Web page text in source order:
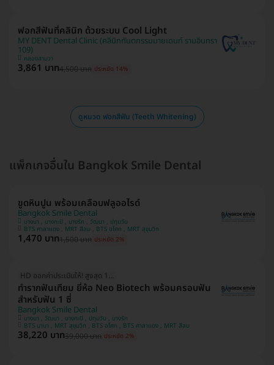
ฟอกสีฟันที่คลินิก ด้วยระบบ Cool Light
MY DENT Dental Clinic (คลินิกทันตกรรมมายเดนท์ รามอินทรา
109)
คลองสามวา
3,861 บาท4,500 บาท ประหยัด 14%
ดูหมวด ฟอกสีฟัน (Teeth Whitening)
แพ็กเกจอื่นใน Bangkok Smile Dental
ขูดหินปูน พร้อมเคลือบฟลูออไรด์
Bangkok Smile Dental
บางนา , บางกะปิ , บางรัก , วัฒนา , ปทุมวัน
BTS ศาลาแดง , MRT สีลม , BTS อโศก , MRT สุขุมวิท
1,470 บาท1,500 บาท ประหยัด 2%
HD ออกค่าประเมินให้! สูงสุด 1500 บ.
ทำรากฟันเทียม ยี่ห้อ Neo Biotech พร้อมครอบฟัน
สำหรับฟัน 1 ซี่
Bangkok Smile Dental
บางนา , วัฒนา , บางกะปิ , ปทุมวัน , บางรัก
BTS นานา , MRT สุขุมวิท , BTS อโศก , BTS ศาลาแดง , MRT สีลม
38,220 บาท39,000 บาท ประหยัด 2%